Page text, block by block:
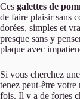
Ces galettes de
de faire plaisir sans
dorées, simples et
presque sans y
plaque avec
Si vous cherchez
tenez peut-être
fois. Il y a de fortes